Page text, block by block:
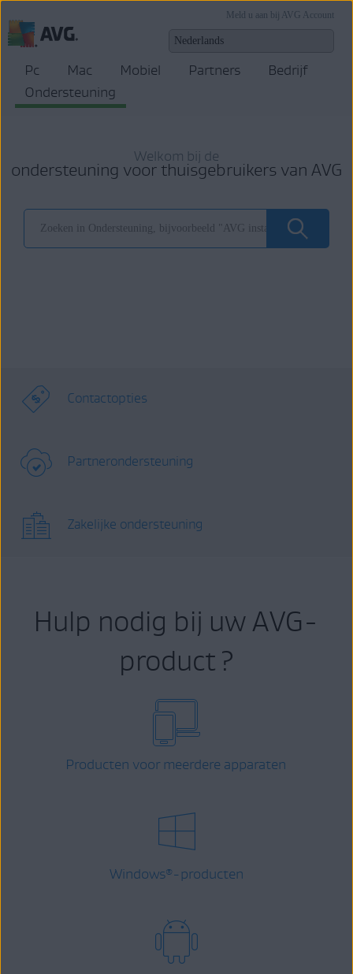
Meld u aan bij AVG Account
Pc Mac Mobiel Partners
Bedrijf
Ondersteuning
Welkom bij de
ondersteuning voor thuisgebruikers van AVG
Contactopties
Partnerondersteuning
Zakelijke ondersteuning
Hulp nodig bij uw AVG-
product ?
Producten voor meerdere apparaten
Windows® -producten